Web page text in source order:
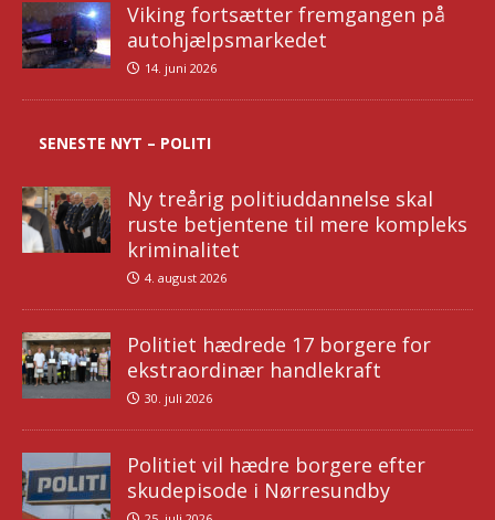
Viking fortsætter fremgangen på
autohjælpsmarkedet
14. juni 2026
SENESTE NYT – POLITI
Ny treårig politiuddannelse skal
ruste betjentene til mere kompleks
kriminalitet
4. august 2026
Politiet hædrede 17 borgere for
ekstraordinær handlekraft
30. juli 2026
Politiet vil hædre borgere efter
skudepisode i Nørresundby